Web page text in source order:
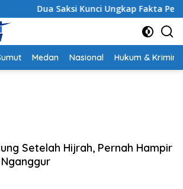
Saksi Kunci Ungkap Fakta Persidangan
Medan Nasional Hukum &
Setelah Hijrah, Pernah Hampir